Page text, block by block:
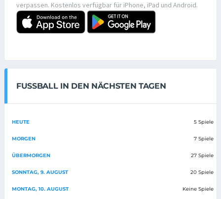
verpassen. Kostenlos verfügbar für iPhone, iPad und Android.
FUSSBALL IN DEN NÄCHSTEN TAGEN
HEUTE 5 Spiele
MORGEN 7 Spiele
ÜBERMORGEN 27 Spiele
SONNTAG, 9. AUGUST 20 Spiele
MONTAG, 10. AUGUST Keine Spiele